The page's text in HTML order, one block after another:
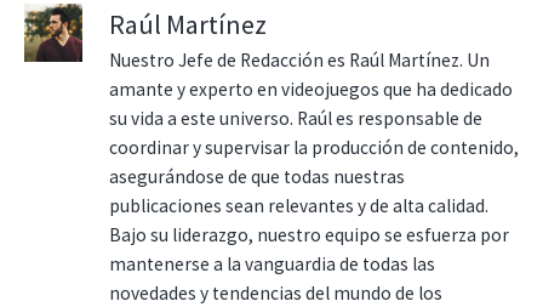
Raúl Martínez
Nuestro Jefe de Redacción es Raúl Martínez. Un
amante y experto en videojuegos que ha dedicado
su vida a este universo. Raúl es responsable de
coordinar y supervisar la producción de contenido,
asegurándose de que todas nuestras
publicaciones sean relevantes y de alta calidad.
Bajo su liderazgo, nuestro equipo se esfuerza por
mantenerse a la vanguardia de todas las
novedades y tendencias del mundo de los